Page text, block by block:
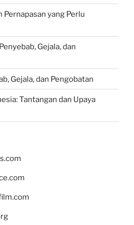
Pernapasan yang Perlu
Gejala, dan
Gejala, dan Pengobatan
Tantangan dan Upaya